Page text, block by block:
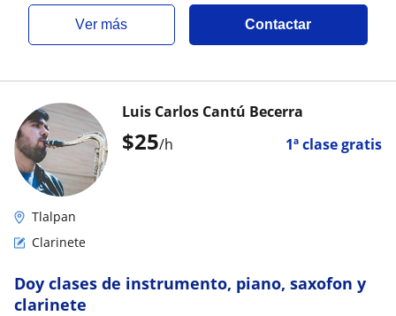
ver más Contactar
$25/h 1ª clase gratis
Luis Carlos Cantú Becerra
Tlalpan
Clarinete
Doy clases de instrumento, piano, saxofon y
clarinete